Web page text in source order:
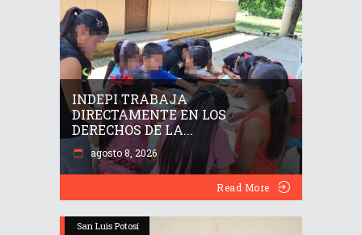
INDEPI TRABAJA
DIRECTAMENTE EN LOS
DERECHOS DE LA...
agosto 8, 2026
Read More
San Luis Potosí